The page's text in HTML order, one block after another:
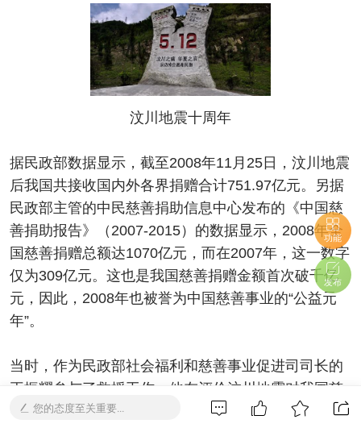
汶川地震十周年
据民政部数据显示，截至2008年11月25日，汶川地震
后我国共接收国内外各界捐赠合计751.97亿元。另据
民政部主管的中民慈善捐助信息中心发布的《中国慈
善捐助报告》（2007-2015）的数据显示，2008年全
国慈善捐赠总额达1070亿元，而在2007年，这一数字
仅为309亿元。这也是我国慈善捐赠金额首次破千亿
元，因此，2008年也被誉为中国慈善事业的“公益元
年”。
当时，作为民政部社会福利和慈善事业促进司司长的
王振耀参与了救援工作，他在评价汶川地震对我国慈
善的意义时说道，那是我国第一次展示出公益慈善的
您的态度至关重要...
功能
发布